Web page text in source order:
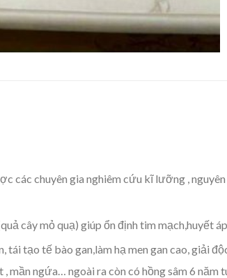
các chuyên gia nghiêm cứu kĩ lưỡng ,
cây mỏ quạ) giúp ổn định tim
tạo tế bào gan,làm hạ men gan cao, giải
mần ngứa… ngoài ra còn có hồng sâm 6 năm